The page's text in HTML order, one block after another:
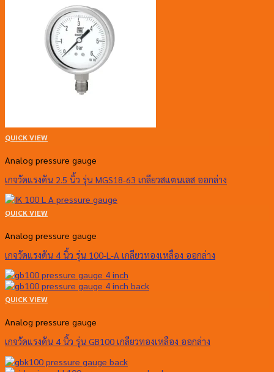
QUICK VIEW
Analog pressure gauge
เกจวัดแรงดัน 2.5 นิ้ว รุ่น MGS18-63 เกลียวสแตนเลส ออกล่าง
QUICK VIEW
Analog pressure gauge
เกจวัดแรงดัน 4 นิ้ว รุ่น 100-L-A เกลียวทองเหลือง ออกล่าง
QUICK VIEW
Analog pressure gauge
เกจวัดแรงดัน 4 นิ้ว รุ่น GB100 เกลียวทองเหลือง ออกล่าง